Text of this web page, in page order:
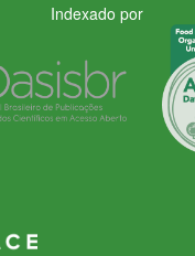
Indexado por